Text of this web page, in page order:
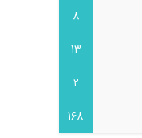
8
13
2
168